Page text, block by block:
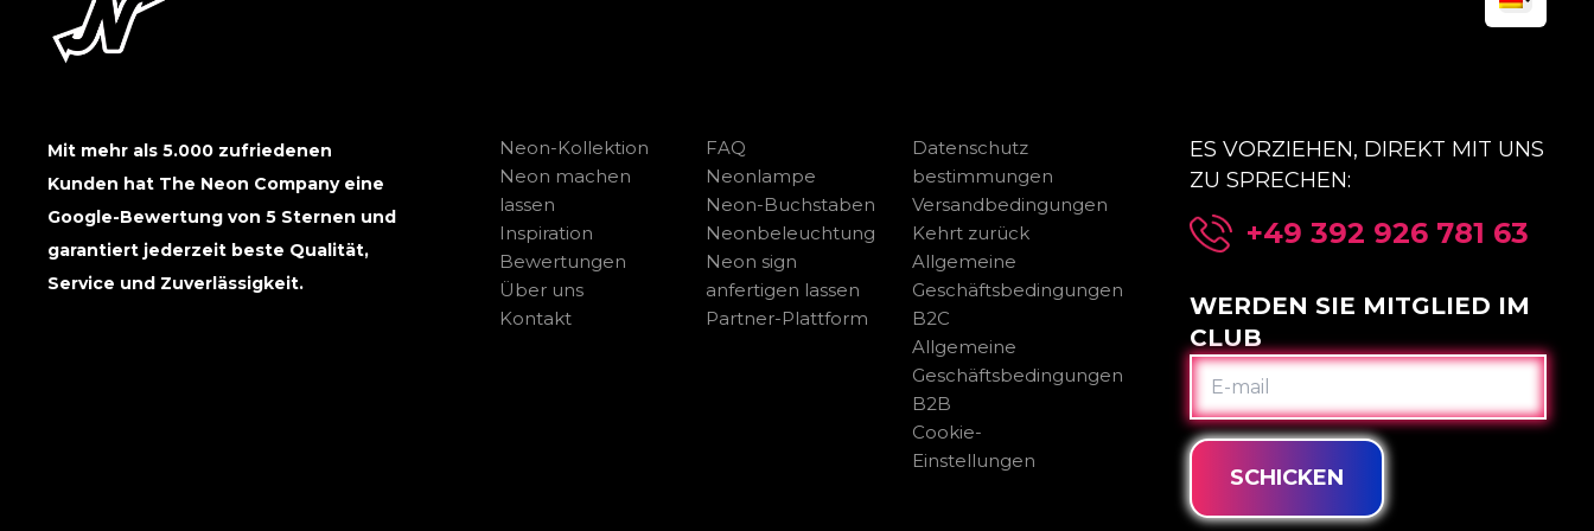
Mit mehr als 5.000 zufriedenen
Kunden hat The Neon Company eine
Google-Bewertung von 5 Sternen und
garantiert jederzeit beste Qualität,
Service und Zuverlässigkeit.
Neon-Kollektion
Neon machen
lassen
Inspiration
Bewertungen
Über uns
Kontakt
FAQ
Neonlampe
Neon-Buchstaben
Neonbeleuchtung
Neon sign
anfertigen lassen
Partner-Plattform
Datenschutz
bestimmungen
Versandbedingungen
Kehrt zurück
Allgemeine
Geschäftsbedingungen
B2C
Allgemeine
Geschäftsbedingungen
B2B
Cookie-
Einstellungen
ES VORZIEHEN, DIREKT MIT UNS
ZU SPRECHEN:
+49 392 926 781 63
WERDEN SIE MITGLIED IM
CLUB
E-
MAIL
SCHICKEN